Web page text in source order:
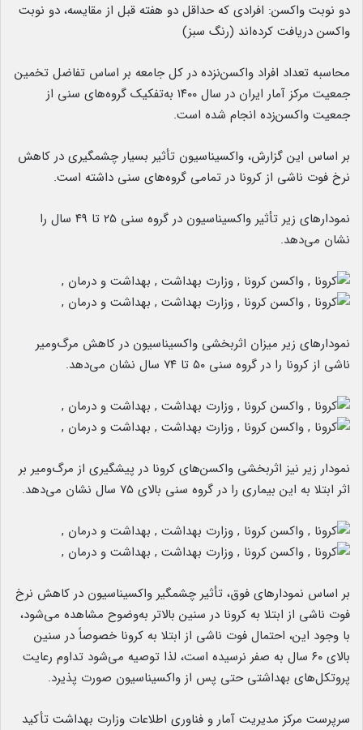
دو نوبت واکسن: افرادی که حداقل دو هفته قبل از مقایسه، دو نوبت
واکسن دریافت کرده‌اند (رنگ سبز)
محاسبه تعداد افراد واکسن‌نزده در کل جامعه بر اساس تفاضل تخمین
جمعیت مرکز آمار ایران در سال ۱۴۰۰ به‌تفکیک گروه‌های سنی از
جمعیت واکسن‌زده انجام شده است.
بر اساس این گزارش، واکسیناسیون تأثیر بسیار چشمگیری در کاهش
نرخ فوت ناشی از کرونا در تمامی گروه‌های سنی داشته است.
نمودارهای زیر تأثیر واکسیناسیون در گروه سنی ۲۵ تا ۴۹ سال را
نشان می‌دهد.
نمودارهای زیر میزان اثربخشی واکسیناسیون در کاهش مرگ‌ومیر
ناشی از کرونا را در گروه سنی ۵۰ تا ۷۴ سال نشان می‌دهد.
نمودار زیر نیز اثربخشی واکسن‌های کرونا در پیشگیری از مرگ‌ومیر بر
اثر ابتلا به این بیماری را در گروه سنی بالای ۷۵ سال نشان می‌دهد.
بر اساس نمودارهای فوق، تأثیر چشمگیر واکسیناسیون در کاهش نرخ
فوت ناشی از ابتلا به کرونا در سنین بالاتر به‌وضوح مشاهده می‌شود،
با وجود این، احتمال فوت ناشی از ابتلا به کرونا خصوصاً در سنین
بالای ۶۰ سال به صفر نرسیده است، لذا توصیه می‌شود تداوم رعایت
پروتکل‌های بهداشتی حتی پس از واکسیناسیون صورت پذیرد.
سرپرست مرکز مدیریت آمار و فناوری اطلاعات وزارت بهداشت تأکید